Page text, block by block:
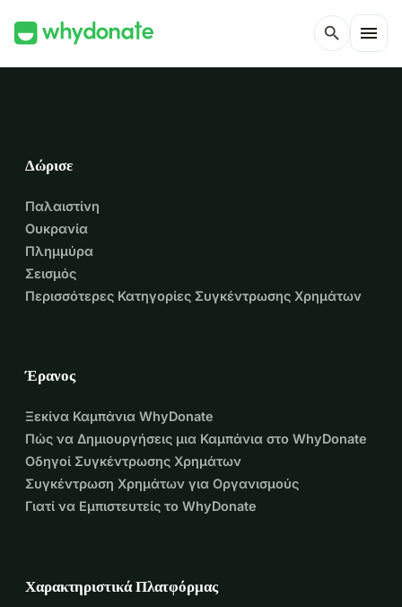
search menu
Δώρισε
Παλαιστίνη
Ουκρανία
Πλημμύρα
Σεισμός
Περισσότερες Κατηγορίες Συγκέντρωσης Χρημάτων
Έρανος
Ξεκίνα Καμπάνια WhyDonate
Πώς να Δημιουργήσεις μια Καμπάνια στο WhyDonate
Οδηγοί Συγκέντρωσης Χρημάτων
Συγκέντρωση Χρημάτων για Οργανισμούς
Γιατί να Εμπιστευτείς το WhyDonate
Χαρακτηριστικά Πλατφόρμας